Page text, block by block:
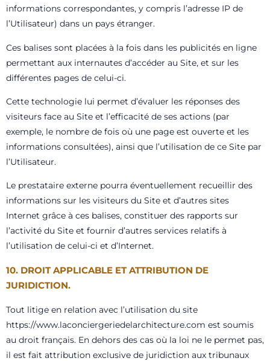
informations correspondantes, y compris l’adresse IP de
l’Utilisateur) dans un pays étranger.
Ces balises sont placées à la fois dans les publicités en ligne
permettant aux internautes d’accéder au Site, et sur les
différentes pages de celui-ci.
Cette technologie lui permet d’évaluer les réponses des
visiteurs face au Site et l’efficacité de ses actions (par
exemple, le nombre de fois où une page est ouverte et les
informations consultées), ainsi que l’utilisation de ce Site par
l’Utilisateur.
Le prestataire externe pourra éventuellement recueillir des
informations sur les visiteurs du Site et d’autres sites
Internet grâce à ces balises, constituer des rapports sur
l’activité du Site et fournir d’autres services relatifs à
l’utilisation de celui-ci et d’Internet.
10. DROIT APPLICABLE ET ATTRIBUTION DE
JURIDICTION.
Tout litige en relation avec l’utilisation du site
https://www.laconciergeriedelarchitecture.com est soumis
au droit français. En dehors des cas où la loi ne le permet pas,
il est fait attribution exclusive de juridiction aux tribunaux